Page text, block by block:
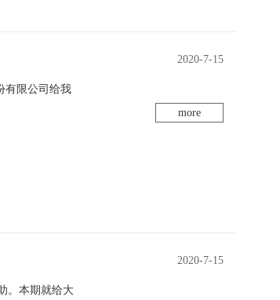
有限公司给我
2020-7-15
more
。本期就给大
2020-7-15